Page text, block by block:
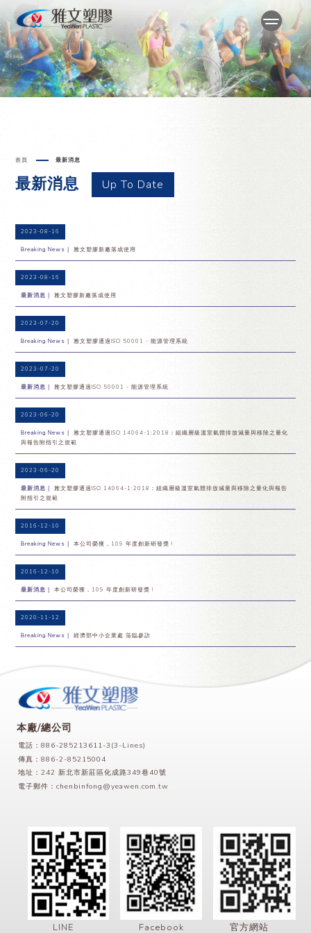
首頁 最新消息
最新消息 Up To Date
2023-08-16
Breaking News｜ 雅文塑膠新廠落成使用
2023-08-16
最新消息｜ 雅文塑膠新廠落成使用
2023-07-20
Breaking News｜ 雅文塑膠通過ISO 50001 - 能源管理系統
2023-07-20
最新消息｜ 雅文塑膠通過ISO 50001 - 能源管理系統
2023-06-20
Breaking News｜
雅文塑膠通過ISO 14064-1:2018：組織層級溫室氣體排放減量與移除之量化
與報告附指引之規範
2023-06-20
最新消息｜
雅文塑膠通過ISO 14064-1:2018：組織層級溫室氣體排放減量與移除之量化與報告
附指引之規範
2016-12-10
Breaking News｜ 本公司榮獲，109 年度創新研發獎 !
2016-12-10
最新消息｜ 本公司榮獲，109 年度創新研發獎 !
2020-11-12
Breaking News｜ 經濟部中小企業處 蒞臨參訪
本廠/總公司
電話：886-285213611-3(3-Lines)
傳真：886-2-85215004
地址：242 新北市新莊區化成路349巷40號
電子郵件：chenbinfong@yeawen.com.tw
LINE Facebook 官方網站